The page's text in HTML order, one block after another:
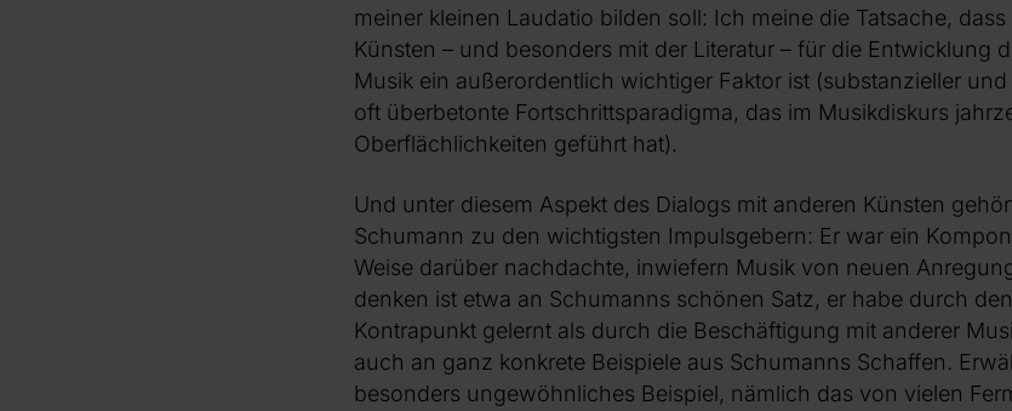
meiner kleinen Laudatio bilden soll: Ich meine die Tatsache,
Künsten – und besonders mit der Literatur – für die Entwicklung
Musik ein außerordentlich wichtiger Faktor ist (substanzieller
oft überbetonte Fortschrittsparadigma, das im Musikdiskurs
Oberflächlichkeiten geführt hat).
Und unter diesem Aspekt des Dialogs mit anderen Künsten
Schumann zu den wichtigsten Impulsgebern: Er war ein
Weise darüber nachdachte, inwiefern Musik von neuen
denken ist etwa an Schumanns schönen Satz, er habe durch
Kontrapunkt gelernt als durch die Beschäftigung mit anderer
auch an ganz konkrete Beispiele aus Schumanns Schaffen.
besonders ungewöhnliches Beispiel, nämlich das von vielen